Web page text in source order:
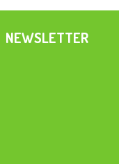
NEWSLETTER